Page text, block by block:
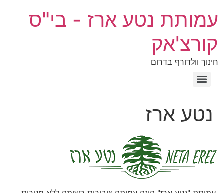
עמותת נטע ארז - בי"ס
קורצ'אק
חינוך וולדורף בדרום
נטע ארז